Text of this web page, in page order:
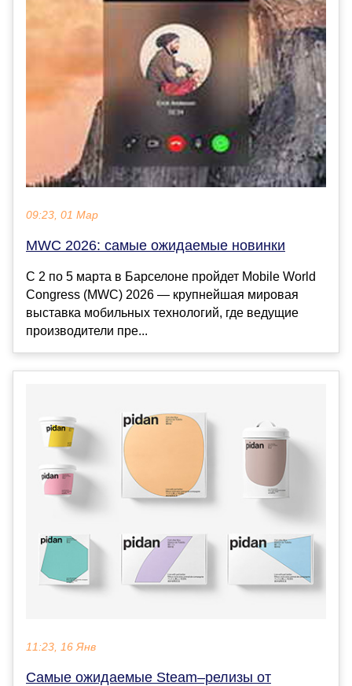
09:23, 01 Мар
MWC 2026: самые ожидаемые новинки
С 2 по 5 марта в Барселоне пройдет Mobile World
Congress (MWC) 2026 — крупнейшая мировая
выставка мобильных технологий, где ведущие
производители пре...
11:23, 16 Янв
Самые ожидаемые Steam–релизы от